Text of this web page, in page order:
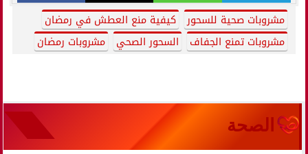
مشروبات صحية للسحور
كيفية منع العطش في رمضان
مشروبات تمنع الجفاف
السحور الصحي مشروبات رمضان
الصحة